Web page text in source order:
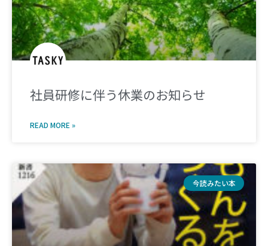
社員研修に伴う休業のお知らせ
READ MORE »
今読みたい本